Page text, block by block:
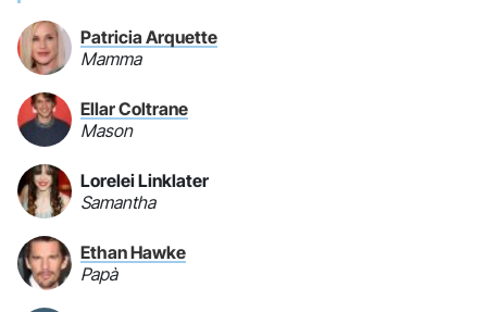
Patricia Arquette
Mamma
Ellar Coltrane
Mason
Lorelei Linklater
Samantha
Ethan Hawke
Papà